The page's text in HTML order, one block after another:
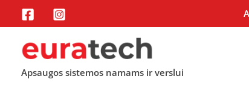
Pereiti
prie
turinio
Apsaugos sistemos namams ir verslui